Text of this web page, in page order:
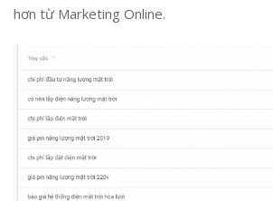
hơn từ Marketing Online.